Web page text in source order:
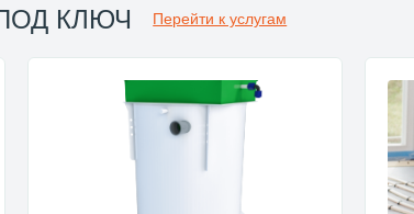
КЛЮЧ Перейти к услугам